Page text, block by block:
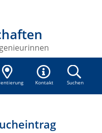
Kontakt Suchen